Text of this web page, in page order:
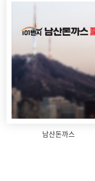
남산돈까스